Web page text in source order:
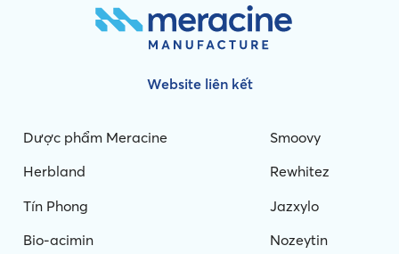
Website liên kết
Dược phẩm Meracine
Herbland
Tín Phong
Bio-acimin
Smoovy
Rewhitez
Jazxylo
Nozeytin